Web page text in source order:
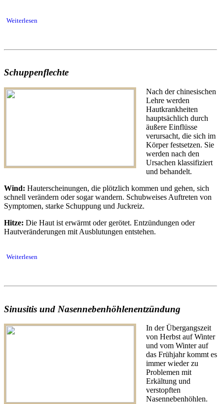
Weiterlesen
Schuppenflechte
Nach der chinesischen
Lehre werden
Hautkrankheiten
hauptsächlich durch
äußere Einflüsse
verursacht, die sich im
Körper festsetzen. Sie
werden nach den
Ursachen klassifiziert
und behandelt.
Wind: Hauterscheinungen, die plötzlich kommen und gehen, sich
schnell verändern oder sogar wandern. Schubweises Auftreten von
Symptomen, starke Schuppung und Juckreiz.
Hitze: Die Haut ist erwärmt oder gerötet. Entzündungen oder
Hautveränderungen mit Ausblutungen entstehen.
Weiterlesen
Sinusitis und Nasennebenhöhlenentzündung
In der Übergangszeit
von Herbst auf Winter
und vom Winter auf
das Frühjahr kommt es
immer wieder zu
Problemen mit
Erkältung und
verstopften
Nasennebenhöhlen.